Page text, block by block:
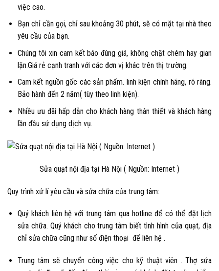
việc cao.
Bạn chỉ cần gọi, chỉ sau khoảng 30 phút, sẽ có mặt tại nhà theo
yêu cầu của bạn.
Chúng tôi xin cam kết báo đúng giá, không chặt chém hay gian
lặn.Giá rẻ cạnh tranh với các đơn vị khác trên thị trường.
Cam kết nguồn gốc các sản phẩm. linh kiện chính hãng, rõ ràng.
Bảo hành đến 2 năm( tùy theo linh kiện).
Nhiều ưu đãi hấp dẫn cho khách hàng thân thiết và khách hàng
lần đầu sử dụng dịch vụ.
Sửa quạt nội địa tại Hà Nội ( Nguồn: Internet )
Quy trình xử lí yêu cầu và sửa chữa của trung tâm:
Quý khách liên hệ với trung tâm qua hotline để có thể đặt lịch
sửa chữa. Quý khách cho trung tâm biết tình hình của quạt, địa
chỉ sửa chữa cũng như số điện thoại để liên hệ .
Trung tâm sẽ chuyển công việc cho kỹ thuật viên . Thợ sửa